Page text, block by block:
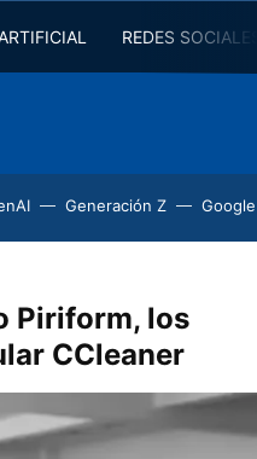
REDES
Generación Z
Piriform, los
CCleaner